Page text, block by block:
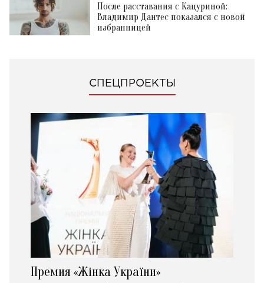
После расставания с Кацуриной:
Владимир Дантес показался с новой
избранницей
СПЕЦПРОЕКТЫ
Премия «Жінка України»